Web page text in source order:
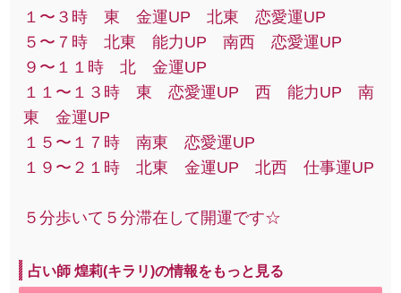
１〜３時 東 金運UP 北東 恋愛運UP
５〜７時 北東 能力UP 南西 恋愛運UP
９〜１１時 北 金運UP
１１〜１３時 東 恋愛運UP 西 能力UP 南
東 金運UP
１５〜１７時 南東 恋愛運UP
１９〜２１時 北東 金運UP 北西 仕事運UP
５分歩いて５分滞在して開運です☆
占い師 煌莉(キラリ)の情報をもっと見る